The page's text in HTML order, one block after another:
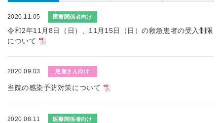
2020.11.05 医療関係者向け
令和2年11月8日（日）、11月15日（日）の救急患者の受入制限
について
2020.09.03 患者さん向け
当院の感染予防対策について
2020.08.11 医療関係者向け